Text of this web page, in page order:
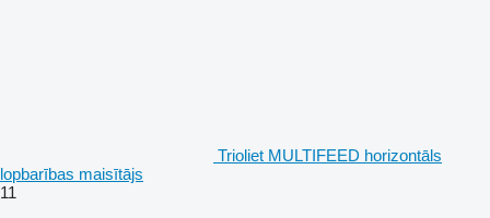
Trioliet MULTIFEED horizontāls
lopbarības maisītājs
11